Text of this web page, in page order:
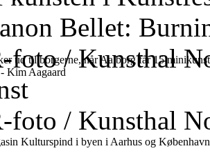
Bellet:
foto / Kunsthal
foto / Kunsthal
Kulturspind i byen i Aarhus og København